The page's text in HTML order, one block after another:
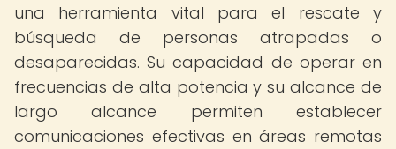
una herramienta vital para el rescate y
búsqueda de personas atrapadas o
desaparecidas. Su capacidad de operar en
frecuencias de alta potencia y su alcance de
largo alcance permiten establecer
comunicaciones efectivas en áreas remotas